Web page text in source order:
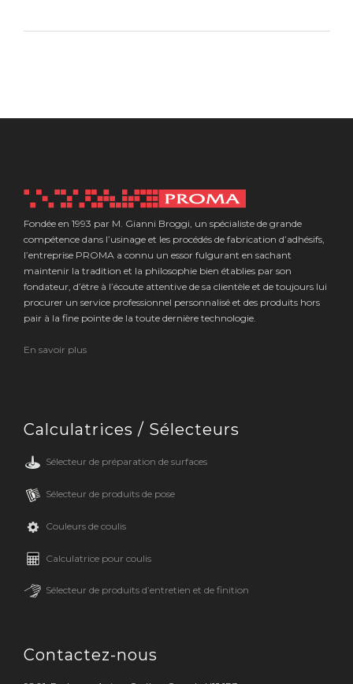
Fondée en 1993 par M. Gianni Broggi, un spécialiste de grande
compétence dans l’usinage et les procédés de fabrication d’adhésifs,
l’entreprise PROMA a connu un essor fulgurant en sachant
maintenir la tradition et la philosophie bien établies par son
fondateur, d’être à l’écoute attentive de sa clientèle et de toujours lui
procurer un service professionnel personnalisé et des produits hors
pair à la fine pointe de la toute dernière technologie.
En savoir plus
Calculatrices / Sélecteurs
Sélecteur de préparation de surfaces
Sélecteur de produits de pose
Couleurs de coulis
Calculatrice pour coulis
Sélecteur de produits d’entretien et de finition
Contactez-nous